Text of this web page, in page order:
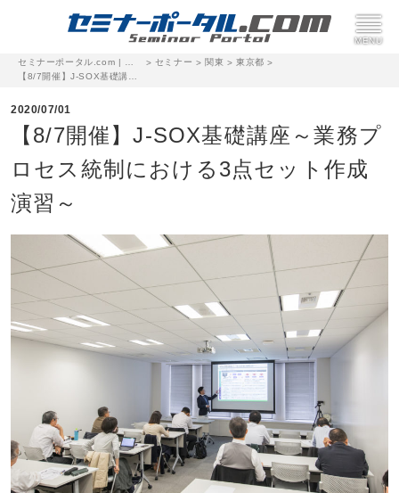
> セミナー > 関東 >東京都 >
2020/07/01
【8/7開催】J-SOX基礎講座～業務プ
ロセス統制における3点セット作成
演習～